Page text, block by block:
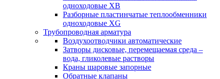
одноходовые ХВ
Разборные пластинчатые теплообменники
одноходовые ХG
Трубопроводная арматура
Воздухоотводчики автоматические
Затворы дисковые, перемещаемая среда –
вода, гликолевые растворы
Краны шаровые запорные
Обратные клапаны